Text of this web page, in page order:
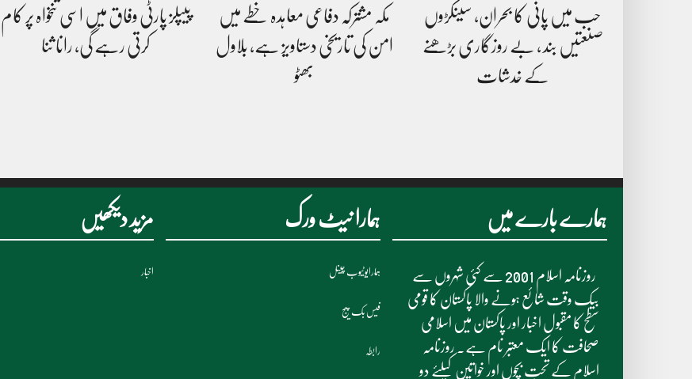
حب میں پانی کا بحران، سینکڑوں
صنعتیں بند ، بے روزگاری بڑھنے
کے خدشات
مکہ مشترکہ دفاعی معاہدہ خطے میں
امن کی تاریخی دستاویز ہے، بلاول
بھٹو
پیپلز پارٹی وفاق میں اسی تنخواہ پر کام
کرتی رہے گی، رانا ثنا
ہمارے بارے میں
روزنامہ اسلام 2001 سے کئی شہروں سے
بیک وقت شائع ہونے والا پاکستان کا قومی
سطح کا مقبول اخبار اور پاکستان میں اسلامی
صحافت کا ایک معتبر نام ہے۔ روزنامہ
اسلام کے تحت بچوں اور خواتین کیلئے دو
ہمارا نیٹ ورک
ہمارایوٹیوب چینل
فیس بک پیج
رابطہ
مزید دیکھیں
اخبار